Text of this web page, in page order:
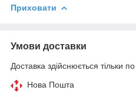
Приховати
Умови доставки
Доставка здійснюється тільки
Нова Пошта